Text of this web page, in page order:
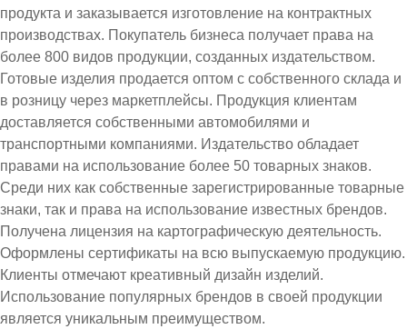
продукта и заказывается изготовление на контрактных
производствах. Покупатель бизнеса получает права на
более 800 видов продукции, созданных издательством.
Готовые изделия продается оптом с собственного склада и
в розницу через маркетплейсы. Продукция клиентам
доставляется собственными автомобилями и
транспортными компаниями. Издательство обладает
правами на использование более 50 товарных знаков.
Среди них как собственные зарегистрированные товарные
знаки, так и права на использование известных брендов.
Получена лицензия на картографическую деятельность.
Оформлены сертификаты на всю выпускаемую продукцию.
Клиенты отмечают креативный дизайн изделий.
Использование популярных брендов в своей продукции
является уникальным преимуществом.